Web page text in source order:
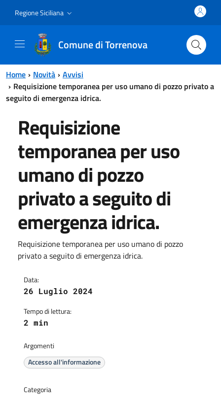
Regione Siciliana
Comune di Torrenova
Home Novità
Avvisi
Requisizione temporanea per uso umano di pozzo privato a
seguito di emergenza idrica.
Requisizione
temporanea per uso
umano di pozzo
privato a seguito di
emergenza idrica.
Requisizione temporanea per uso umano di pozzo
privato a seguito di emergenza idrica.
Data:
26 Luglio 2024
Tempo di lettura:
2 min
Argomenti
Accesso all'informazione
Categoria